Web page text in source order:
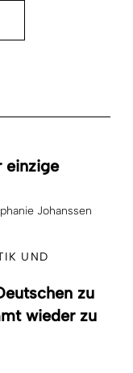
einzige
Johanssen
UND
zu
wieder zu